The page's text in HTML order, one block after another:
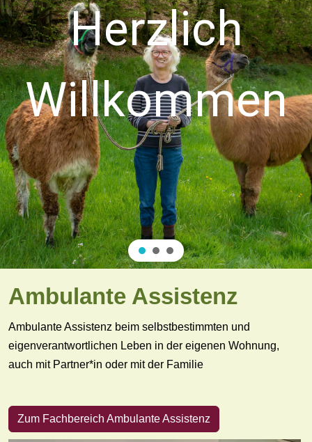
Herzlich
Willkommen
Ambulante Assistenz
Ambulante Assistenz beim selbstbestimmten und
eigenverantwortlichen Leben in der eigenen Wohnung,
auch mit Partner*in oder mit der Familie
Zum Fachbereich Ambulante Assistenz